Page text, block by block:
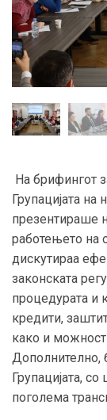
На брифингот
Групацијата
презентираше
работењето на
дискутираа
законската
процедурата и
кредити,
како и
Дополнително,
Групацијата,
поголема